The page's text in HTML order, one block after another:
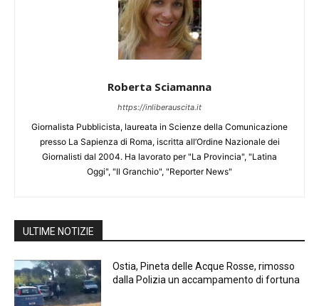
Roberta Sciamanna
https://inliberauscita.it
Giornalista Pubblicista, laureata in Scienze della Comunicazione
presso La Sapienza di Roma, iscritta all’Ordine Nazionale dei
Giornalisti dal 2004. Ha lavorato per "La Provincia", "Latina
Oggi", "Il Granchio", "Reporter News"
ULTIME NOTIZIE
Ostia, Pineta delle Acque Rosse, rimosso
dalla Polizia un accampamento di fortuna